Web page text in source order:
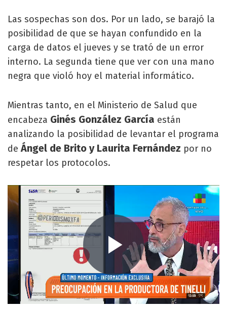
Las sospechas son dos. Por un lado, se barajó la
posibilidad de que se hayan confundido en la
carga de datos el jueves y se trató de un error
interno. La segunda tiene que ver con una mano
negra que violó hoy el material informático.
Mientras tanto, en el Ministerio de Salud que
encabeza Ginés González García están
analizando la posibilidad de levantar el programa
de Ángel de Brito y Laurita Fernández por no
respetar los protocolos.